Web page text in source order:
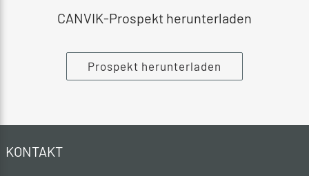
CANVIK-Prospekt herunterladen
Prospekt herunterladen
KONTAKT